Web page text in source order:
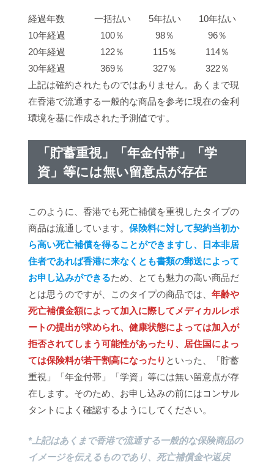
経過年数 一括払い 5年払い
10年払い
10年経過
100％ 98％
96％
20年経過
122％ 115％
114％
30年経過
369％ 327％
322％
上記は確約されたものではありません。あくまで現
在香港で流通する一般的な商品を参考に現在の金利
環境を基に作成された予測値です。
「貯蓄重視」「年金付帯」「学
資」等には無い留意点が存在
このように、香港でも死亡補償を重視したタイプの
商品は流通しています。 保険料に対して契約当初か
ら高い死亡補償を得ることができますし、日本非居
住者であれば香港に来なくとも書類の郵送によって
お申し込みができるため、とても魅力の高い商品だ
とは思うのですが、このタイプの商品では、 年齢や
死亡補償金額によって加入に際してメディカルレポ
ートの提出が求められ、健康状態によっては加入が
拒否されてしまう可能性があったり、居住国によっ
ては保険料が若干割高になったり といった、「貯蓄
重視」「年金付帯」「学資」等には無い留意点が存
在します。そのため、お申し込みの前にはコンサル
タントによく確認するようにしてください。
*上記はあくまで香港で流通する一般的な保険商品の
イメージを伝えるものであり、死亡補償金や返戻